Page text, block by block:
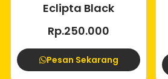
Eclipta Black
Rp.250.000
Pesan Sekarang